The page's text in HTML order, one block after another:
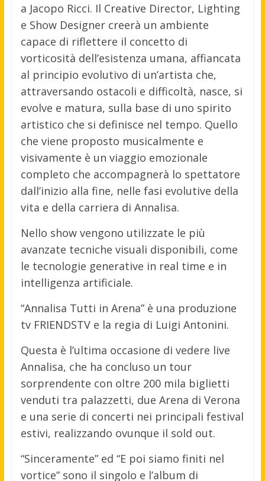
a Jacopo Ricci. Il Creative Director, Lighting
e Show Designer creerà un ambiente
capace di riflettere il concetto di
vorticosità dell’esistenza umana, affiancata
al principio evolutivo di un’artista che,
attraversando ostacoli e difficoltà, nasce, si
evolve e matura, sulla base di uno spirito
artistico che si definisce nel tempo. Quello
che viene proposto musicalmente e
visivamente è un viaggio emozionale
completo che accompagnerà lo spettatore
dall’inizio alla fine, nelle fasi evolutive della
vita e della carriera di Annalisa.
Nello show vengono utilizzate le più
avanzate tecniche visuali disponibili, come
le tecnologie generative in real time e in
intelligenza artificiale.
“Annalisa Tutti in Arena” è una produzione
tv FRIENDSTV e la regia di Luigi Antonini.
Questa è l’ultima occasione di vedere live
Annalisa, che ha concluso un tour
sorprendente con oltre 200 mila biglietti
venduti tra palazzetti, due Arena di Verona
e una serie di concerti nei principali festival
estivi, realizzando ovunque il sold out.
“Sinceramente” ed “E poi siamo finiti nel
vortice” sono il singolo e l’album di